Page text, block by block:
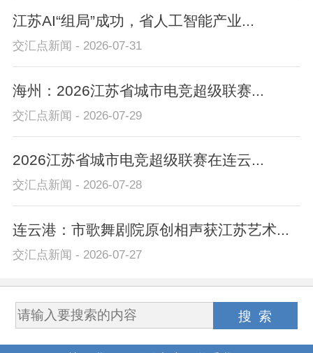
江苏AI“组局”成功，省人工智能产业...
交汇点新闻 - 2026-07-31
海州：2026江苏省城市电竞超级联赛...
交汇点新闻 - 2026-07-29
2026江苏省城市电竞超级联赛在连云...
交汇点新闻 - 2026-07-28
连云港：市歌舞剧院原创相声获江苏艺术...
交汇点新闻 - 2026-07-27